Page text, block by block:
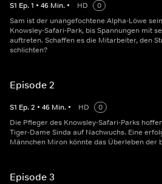
S1 Ep.1 • 46 Min. • HD
0
Sam ist der unangefochtene Alpha-Löwe
Knowsley-Safari-Park, bis Spannungen mit
auftreten. Schaffen es die Mitarbeiter, den
schlichten?
Episode 2
S1 Ep.2 • 46 Min. • HD
0
Die Pfleger des Knowsley-Safari-Parks
Tiger-Dame Sinda auf Nachwuchs. Eine
Männchen Miron könnte das Überleben der
Episode 3